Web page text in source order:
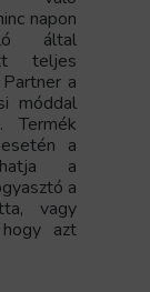
napon
által
teljes
a
móddal
Termék
a
a
a
vagy
azt